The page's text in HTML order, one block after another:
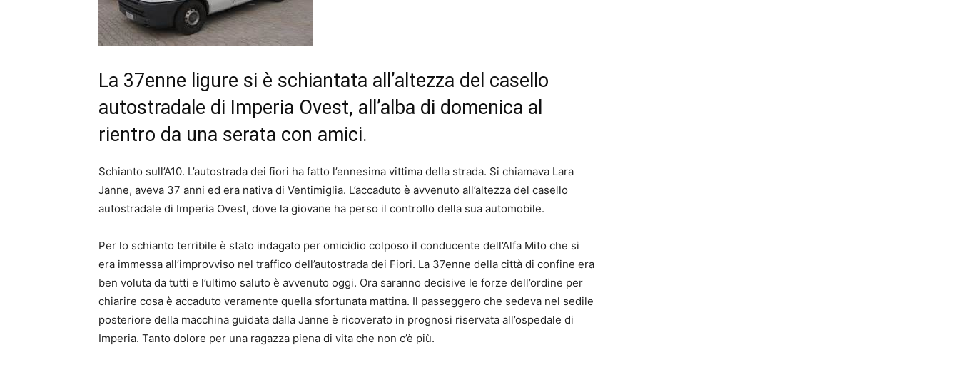
La 37enne ligure si è schiantata all’altezza del casello
autostradale di Imperia Ovest, all’alba di domenica al
rientro da una serata con amici.
Schianto sull’A10. L’autostrada dei fiori ha fatto l’ennesima vittima della strada. Si chiamava Lara
Janne, aveva 37 anni ed era nativa di Ventimiglia. L’accaduto è avvenuto all’altezza del casello
autostradale di Imperia Ovest, dove la giovane ha perso il controllo della sua automobile.
Per lo schianto terribile è stato indagato per omicidio colposo il conducente dell’Alfa Mito che si
era immessa all’improvviso nel traffico dell’autostrada dei Fiori. La 37enne della città di confine era
ben voluta da tutti e l’ultimo saluto è avvenuto oggi. Ora saranno decisive le forze dell’ordine per
chiarire cosa è accaduto veramente quella sfortunata mattina. Il passeggero che sedeva nel sedile
posteriore della macchina guidata dalla Janne è ricoverato in prognosi riservata all’ospedale di
Imperia. Tanto dolore per una ragazza piena di vita che non c’è più.